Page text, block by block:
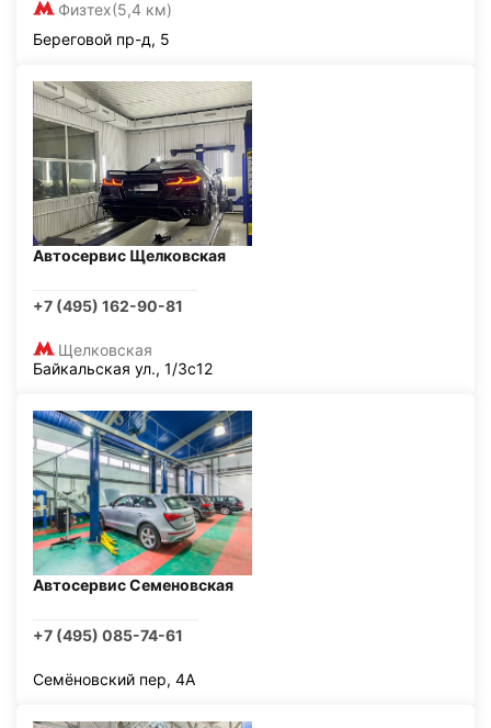
Физтех(5,4 км)
Береговой пр-д, 5
Автосервис Щелковская
+7 (495) 162-90-81
Щелковская
Байкальская ул., 1/3с12
Автосервис Семеновская
+7 (495) 085-74-61
Семёновский пер, 4А